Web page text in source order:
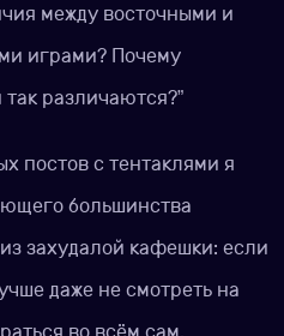
между восточными и
играми? Почему
различаются?”
постов с тентаклями я
большинства
захудалой кафешки: если
даже не смотреть на
во всём сам.